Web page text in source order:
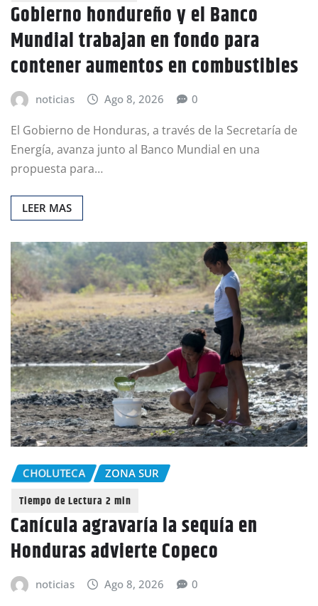
Gobierno hondureño y el Banco
Mundial trabajan en fondo para
contener aumentos en combustibles
noticias Ago 8, 2026 0
El Gobierno de Honduras, a través de la Secretaría de
Energía, avanza junto al Banco Mundial en una
propuesta para…
LEER MAS
CHOLUTECA ZONA SUR
Canícula agravaría la sequía en
Honduras advierte Copeco
noticias Ago 8, 2026 0